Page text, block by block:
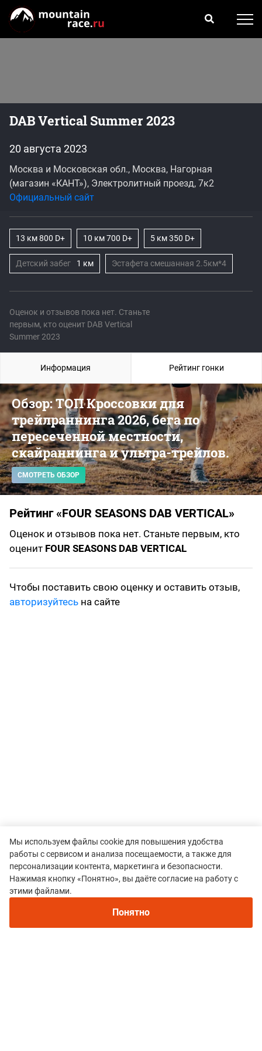
DAB Vertical Summer 2023
Оценок и отзывов пока нет. Станьте
первым, кто оценит DAB Vertical
Summer 2023
20 августа 2023
Москва и Московская обл., Москва, Нагорная
(магазин «КАНТ»), Электролитный проезд, 7к2
Официальный сайт
13 км 800 D+ 10 км 700 D+ 5 км 350 D+
Детский забег 1 км Эстафета смешанная 2.5км*4
Обзор: ТОП Кроссовки для
трейлраннинга 2026, бега по
пересеченной местности,
скайраннинга и ультра-трейлов.
СМОТРЕТЬ ОБЗОР
Рейтинг «FOUR SEASONS DAB VERTICAL»
Оценок и отзывов пока нет. Станьте первым, кто
оценит FOUR SEASONS DAB VERTICAL
Чтобы поставить свою оценку и оставить отзыв,
авторизуйтесь на сайте
Информация Рейтинг гонки
FOUR SEASONS DAB VERTICAL
Мы используем файлы cookie для повышения удобства
работы с сервисом и анализа посещаемости, а также для
персонализации контента, маркетинга и безопасности.
Нажимая кнопку «Понятно», вы даёте согласие на работу с
этими файлами.
Понятно